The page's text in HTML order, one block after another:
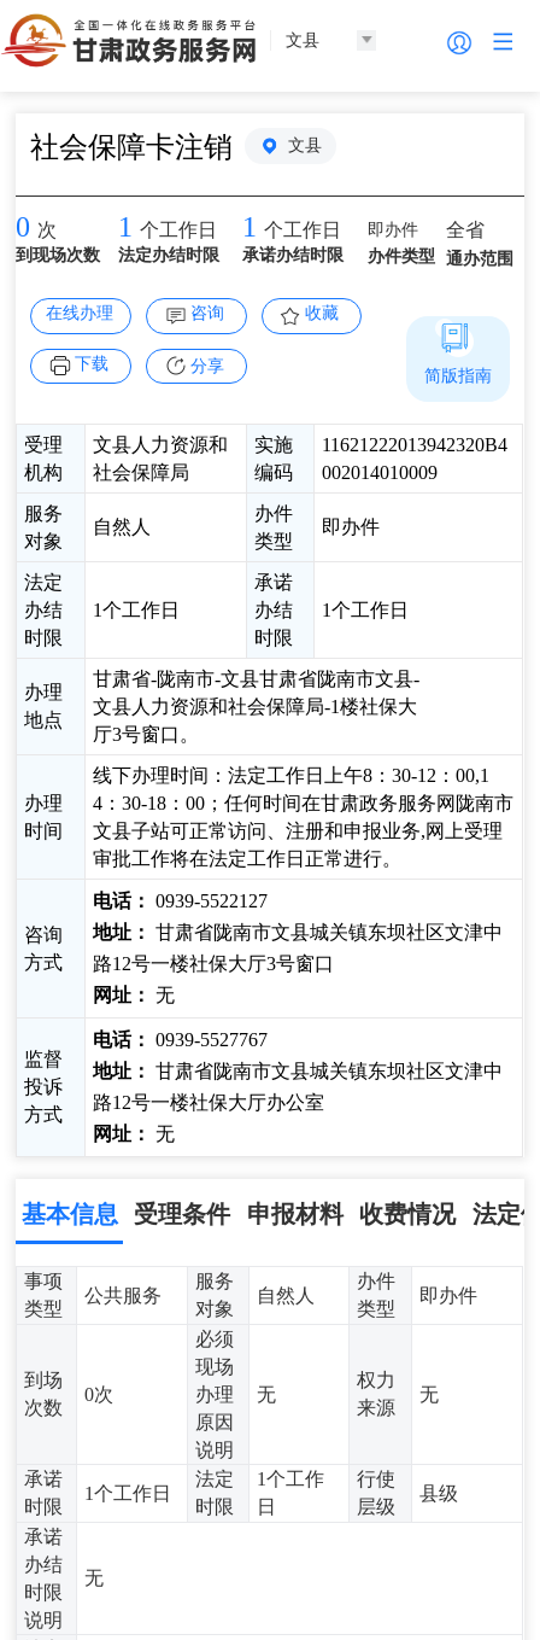
文县
社会保障卡注销 文县
0 次
到现场次数
1 个工作日
法定办结时限
1 个工作日
承诺办结时限
即办件
办件类型
全省
通办范围
在线办理 咨询 收藏
下载 分享
受理
机构
文县人力资源和
社会保障局
实施
编码
11621222013942320B4
002014010009
服务
对象
自然人
办件
类型
即办件
法定
办结
时限
1个工作日
承诺
办结
时限
1个工作日
办理
地点
甘肃省-陇南市-文县甘肃省陇南市文县-
文县人力资源和社会保障局-1楼社保大
厅3号窗口。
办理
时间
线下办理时间：法定工作日上午8：30-12：00,1
4：30-18：00；任何时间在甘肃政务服务网陇南市
文县子站可正常访问、注册和申报业务,网上受理
审批工作将在法定工作日正常进行。
咨询
方式
电话： 0939-5522127
地址： 甘肃省陇南市文县城关镇东坝社区文津中
路12号一楼社保大厅3号窗口
网址： 无
监督
投诉
方式
电话： 0939-5527767
地址： 甘肃省陇南市文县城关镇东坝社区文津中
路12号一楼社保大厅办公室
网址： 无
简版指南
基本信息 受理条件 申报材料 收费情况 法定
事项
类型
公共服务
服务
对象
自然人
办件
类型
即办件
到场
次数
0次
必须
现场
办理
原因
说明
无
权力
来源
无
承诺
时限
1个工作日
法定
时限
1个工作
日
行使
层级
县级
承诺
办结
时限
说明
无